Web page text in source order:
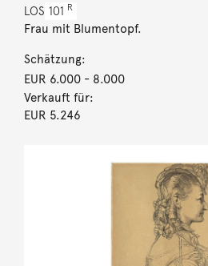
LOS 101 R
Frau mit Blumentopf.
Schätzung:
EUR 6.000- 8.000
Verkauft für:
EUR 5.246